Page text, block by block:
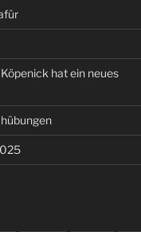
hat ein neues